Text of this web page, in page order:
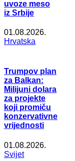
uvoze meso
iz Srbije
01.08.2026.
Hrvatska
Trumpov plan
za Balkan:
Milijuni dolara
za projekte
koji promiču
konzervativne
vrijednosti
01.08.2026.
Svijet